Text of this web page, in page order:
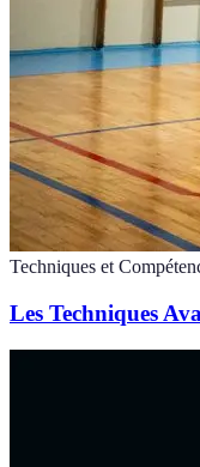
Techniques et
Les Techniques